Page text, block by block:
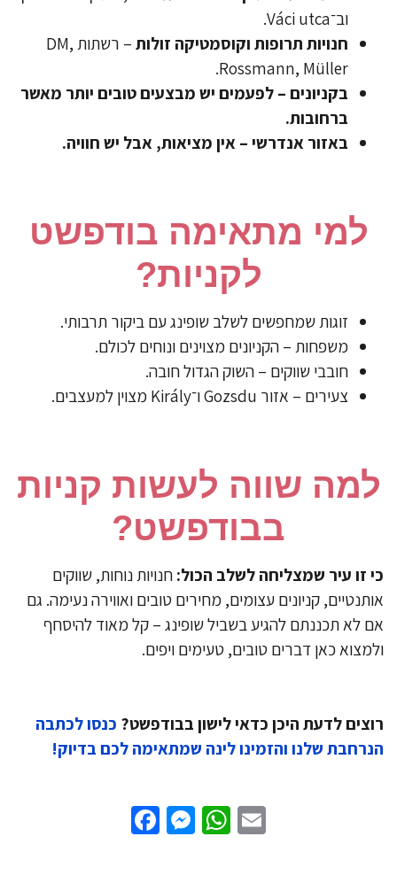
וב־Váci utca.
חנויות תרופות וקוסמטיקה זולות
– רשתות DM,
Rossmann, Müller.
בקניונים – לפעמים יש מבצעים טובים יותר מאשר
ברחובות.
באזור אנדרשי – אין מציאות, אבל יש חוויה.
למי מתאימה בודפשט
לקניות?
זוגות שמחפשים לשלב שופינג עם ביקור תרבותי.
משפחות – הקניונים מצוינים ונוחים לכולם.
חובבי שווקים – השוק הגדול חובה.
צעירים – אזור Gozsdu ו־Király מצוין למעצבים.
למה שווה לעשות קניות
בבודפשט?
כי זו עיר שמצליחה לשלב הכול:חנויות נוחות, שווקים
אותנטיים, קניונים עצומים, מחירים טובים ואווירה נעימה. גם
אם לא תכננתם להגיע בשביל שופינג – קל מאוד להיסחף
ולמצוא כאן דברים טובים, טעימים ויפים.
רוצים לדעת היכן כדאי לישון בבודפשט? כנסו לכתבה
הנרחבת שלנו והזמינו לינה שמתאימה לכם בדיוק!
Email
WhatsApp
Messenger